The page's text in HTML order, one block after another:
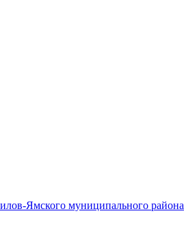
Ямского муниципального района